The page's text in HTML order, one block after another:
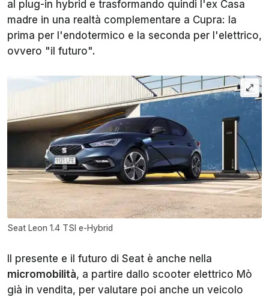
al plug-in hybrid e trasformando quindi l'ex Casa
madre in una realtà complementare a Cupra: la
prima per l'endotermico e la seconda per l'elettrico,
ovvero "il futuro".
Seat Leon 1.4 TSI e-Hybrid
Il presente e il futuro di Seat è anche nella
micromobilità, a partire dallo scooter elettrico Mò
già in vendita, per valutare poi anche un veicolo